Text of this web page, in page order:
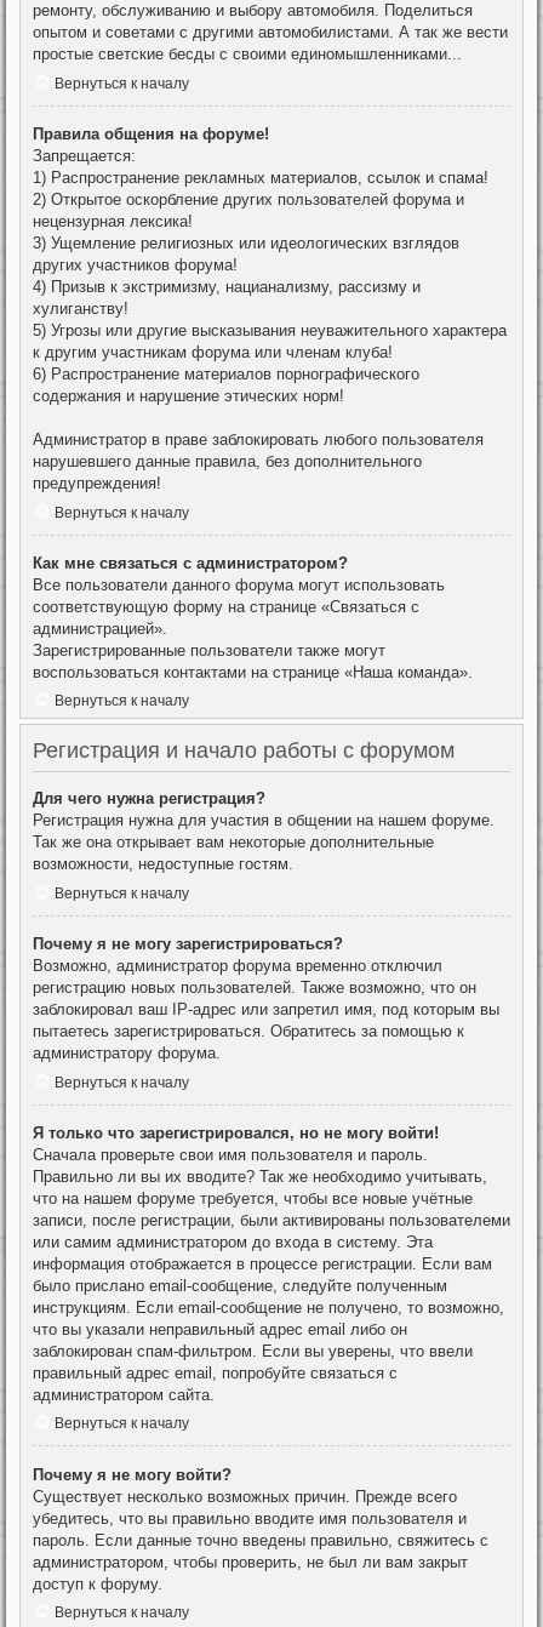
ремонту, обслуживанию и выбору автомобиля. Поделиться
опытом и советами с другими автомобилистами. А так же вести
простые светские бесды с своими единомышленниками...
Вернуться к началу
Правила общения на форуме!
Запрещается:
1) Распространение рекламных материалов, ссылок и спама!
2) Открытое оскорбление других пользователей форума и
нецензурная лексика!
3) Ущемление религиозных или идеологических взглядов
других участников форума!
4) Призыв к экстримизму, нацианализму, рассизму и
хулиганству!
5) Угрозы или другие высказывания неуважительного характера
к другим участникам форума или членам клуба!
6) Распространение материалов порнографического
содержания и нарушение этических норм!
Администратор в праве заблокировать любого пользователя
нарушевшего данные правила, без дополнительного
предупреждения!
Вернуться к началу
Как мне связаться с администратором?
Все пользователи данного форума могут использовать
соответствующую форму на странице «Связаться с
администрацией».
Зарегистрированные пользователи также могут
воспользоваться контактами на странице «Наша команда».
Вернуться к началу
Регистрация и начало работы с форумом
Для чего нужна регистрация?
Регистрация нужна для участия в общении на нашем форуме.
Так же она открывает вам некоторые дополнительные
возможности, недоступные гостям.
Вернуться к началу
Почему я не могу зарегистрироваться?
Возможно, администратор форума временно отключил
регистрацию новых пользователей. Также возможно, что он
заблокировал ваш IP-адрес или запретил имя, под которым вы
пытаетесь зарегистрироваться. Обратитесь за помощью к
администратору форума.
Вернуться к началу
Я только что зарегистрировался, но не могу войти!
Сначала проверьте свои имя пользователя и пароль.
Правильно ли вы их вводите? Так же необходимо учитывать,
что на нашем форуме требуется, чтобы все новые учётные
записи, после регистрации, были активированы пользователеми
или самим администратором до входа в систему. Эта
информация отображается в процессе регистрации. Если вам
было прислано email-сообщение, следуйте полученным
инструкциям. Если email-сообщение не получено, то возможно,
что вы указали неправильный адрес email либо он
заблокирован спам-фильтром. Если вы уверены, что ввели
правильный адрес email, попробуйте связаться с
администратором сайта.
Вернуться к началу
Почему я не могу войти?
Существует несколько возможных причин. Прежде всего
убедитесь, что вы правильно вводите имя пользователя и
пароль. Если данные точно введены правильно, свяжитесь с
администратором, чтобы проверить, не был ли вам закрыт
доступ к форуму.
Вернуться к началу